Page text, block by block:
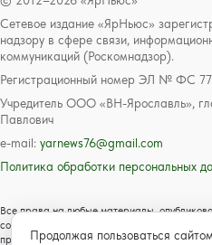
Сетевое издание «ЯрНьюс»
надзору в сфере связи,
коммуникаций (Роскомнадзор).
Регистрационный номер ЭЛ № ФС
Учредитель ООО «ВН-Ярославль»,
Павлович
e-mail: yarnews76@gmail.com
Политика обработки персональных
Все права на любые материалы,
соответствии с российским и
праве и смежных правах. Любое
Продолжая пользоваться